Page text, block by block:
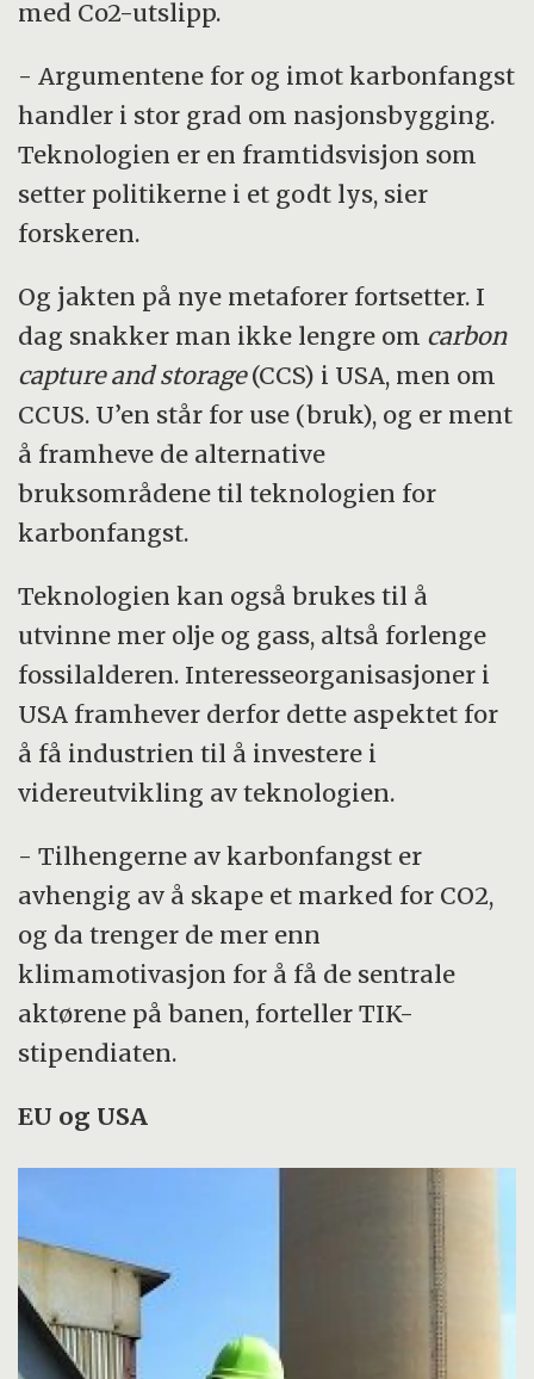
med Co2-utslipp.
- Argumentene for og imot karbonfangst
handler i stor grad om nasjonsbygging.
Teknologien er en framtidsvisjon som
setter politikerne i et godt lys, sier
forskeren.
Og jakten på nye metaforer fortsetter. I
dag snakker man ikke lengre om carbon
capture and storage(CCS) i USA, men om
CCUS. U’en står for use (bruk), og er ment
å framheve de alternative
bruksområdene til teknologien for
karbonfangst.
Teknologien kan også brukes til å
utvinne mer olje og gass, altså forlenge
fossilalderen. Interesseorganisasjoner i
USA framhever derfor dette aspektet for
å få industrien til å investere i
videreutvikling av teknologien.
- Tilhengerne av karbonfangst er
avhengig av å skape et marked for CO2,
og da trenger de mer enn
klimamotivasjon for å få de sentrale
aktørene på banen, forteller TIK-
stipendiaten.
EU og USA